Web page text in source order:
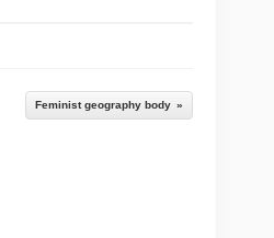
Feminist geography body